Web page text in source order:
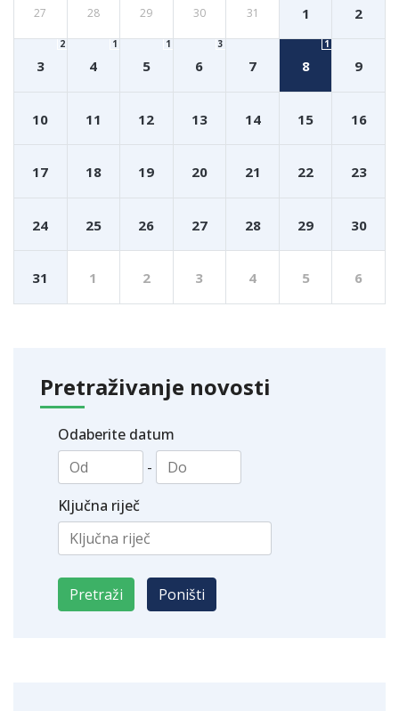
27 28 29 30 31 1 2
3
2
4
1
5
1
6
3
7 8
1
9
10 11 12 13 14 15 16
17 18 19 20 21 22 23
24 25 26 27 28 29 30
31 1 2 3 4 5 6
Pretraživanje novosti
Odaberite datum
-
Ključna riječ